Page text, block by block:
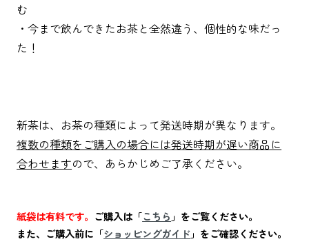
む
・今まで飲んできたお茶と全然違う、個性的な味だっ
た！
新茶は、お茶の種類によって発送時期が異なります。
複数の種類をご購入の場合には発送時期が遅い商品に
合わせますので、あらかじめご了承ください。
紙袋は有料です。 ご購入は「こちら 」をご覧ください。
また、ご購入前に「ショッピングガイド 」をご確認ください。